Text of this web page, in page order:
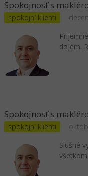
Spokojnosť s
spokojní klienti
dojem.
Spokojnosť s
spokojní klienti
Slušné
všetkom.